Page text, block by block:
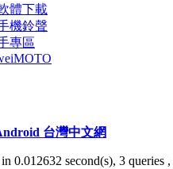
體下載
機鈴聲
專區
MOTO
台灣中文網
in 0.012632 second(s), 3 queries